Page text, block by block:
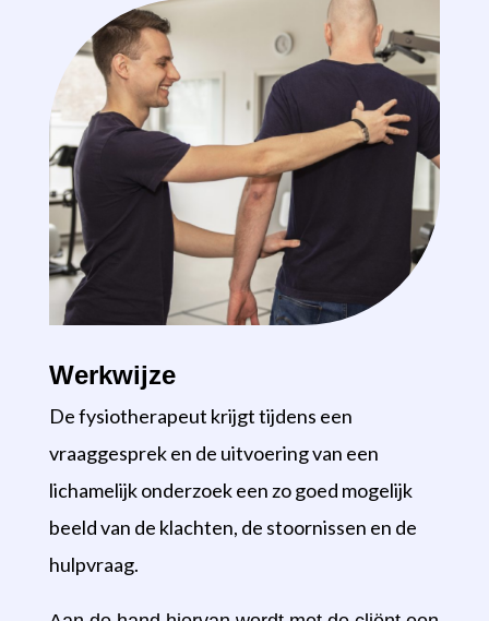
Werkwijze
De fysiotherapeut krijgt tijdens een
vraaggesprek en de uitvoering van een
lichamelijk onderzoek een zo goed mogelijk
beeld van de klachten, de stoornissen en de
hulpvraag.